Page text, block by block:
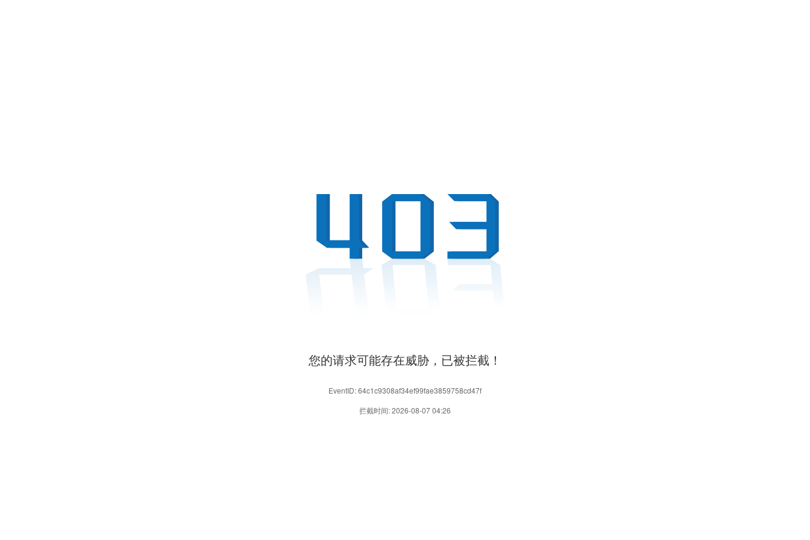
您的请求可能存在威胁，已被拦截！
EventID: 64c1c9308af34ef99fae3859758cd47f
拦截时间: 2026-08-07 04:26